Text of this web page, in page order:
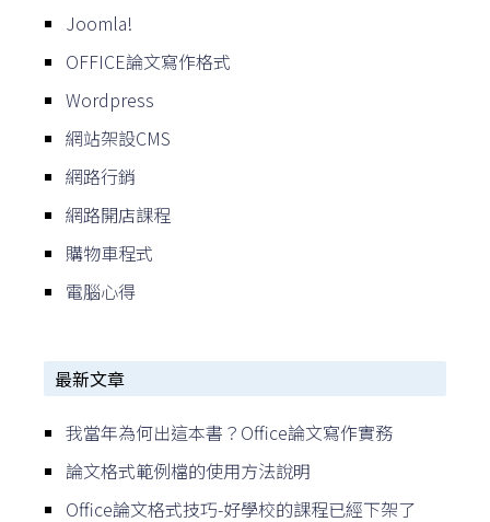
Joomla!
OFFICE論文寫作格式
Wordpress
網站架設CMS
網路行銷
網路開店課程
購物車程式
電腦心得
最新文章
我當年為何出這本書？Office論文寫作實務
論文格式範例檔的使用方法說明
Office論文格式技巧-好學校的課程已經下架了